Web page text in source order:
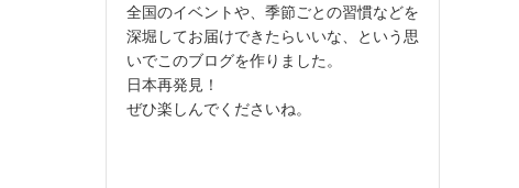
全国のイベントや、季節ごとの習慣などを
深堀してお届けできたらいいな、という思
いでこのブログを作りました。
日本再発見！
ぜひ楽しんでくださいね。